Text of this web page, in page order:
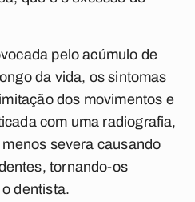
pelo acúmulo de
da vida, os sintomas
dos movimentos e
com uma radiografia,
severa causando
tornando-os
dentista.